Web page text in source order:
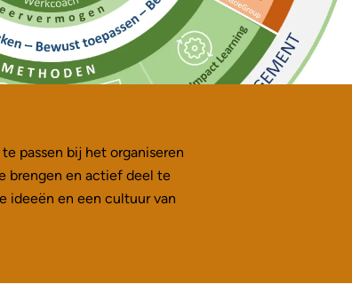
passen bij het organiseren
brengen en actief deel te
ideeën en een cultuur van